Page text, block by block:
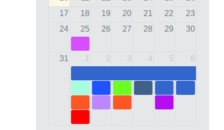
17
18 19 20 21 22
23
24
25 26 27 28 29 30
31 1 2 3 4 5 6